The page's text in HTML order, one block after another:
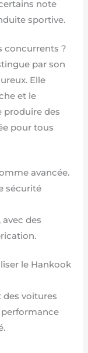
note
sportive.
concurrents ?
par son
Elle
et le
produire des
pour tous
avancée.
sécurité
avec des
le Hankook
voitures